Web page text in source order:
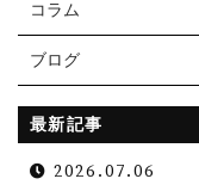
コラム
ブログ
最新記事
2026.07.06